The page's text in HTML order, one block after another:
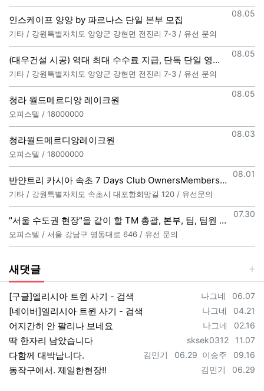
등록일
08.05
인스케이프 양양 by 파르나스 단일 본부 모집
기타 / 강원특별자치도 양양군 강현면 전진리 7-3 / 유선 문의
등록일
08.05
(대우건설 시공) 역대 최대 수수료 지급, 단독 단일 영업본부 선착순 모집 (팀,팀원 개별문의 가능)
기타 / 강원특별자치도 양양군 강현면 전진리 7-3 / 유선 문의
등록일
08.05
청라 월드메르디앙 레이크원
오피스텔 / 18000000
등록일
08.03
청라월드메르디앙레이크원
오피스텔 / 18000000
등록일
08.01
반얀트리 카시아 속초 7 Days Club OwnersMembership 분양직원 모집
기타 / 강원특별자치도 속초시 대포항희망길 120 / 유선문의
등록일
07.30
"서울 수도권 현장"을 같이 할 TM 총괄, 본부, 팀, 팀원 모집
오피스텔 / 서울 강남구 영동대로 646 / 유선 문의
새댓글
등록자
나그네 등록일
06.07
[구글]엘리시아 트윈 사기 - 검색
등록자
나그네 등록일
04.21
[네이버]엘리시아 트윈 사기 - 검색
등록자
나그네 등록일
02.16
어지간히 안 팔리나 보네요
등록자
sksek0312 등록일
11.07
딱 한자리 남았습니다
등록자
이승주 등록일
09.16
등록자
김민기 등록일
06.29
다함께 대박납니다.
등록자
김민기 등록일
06.29
동작구에서. 제일한현장!!